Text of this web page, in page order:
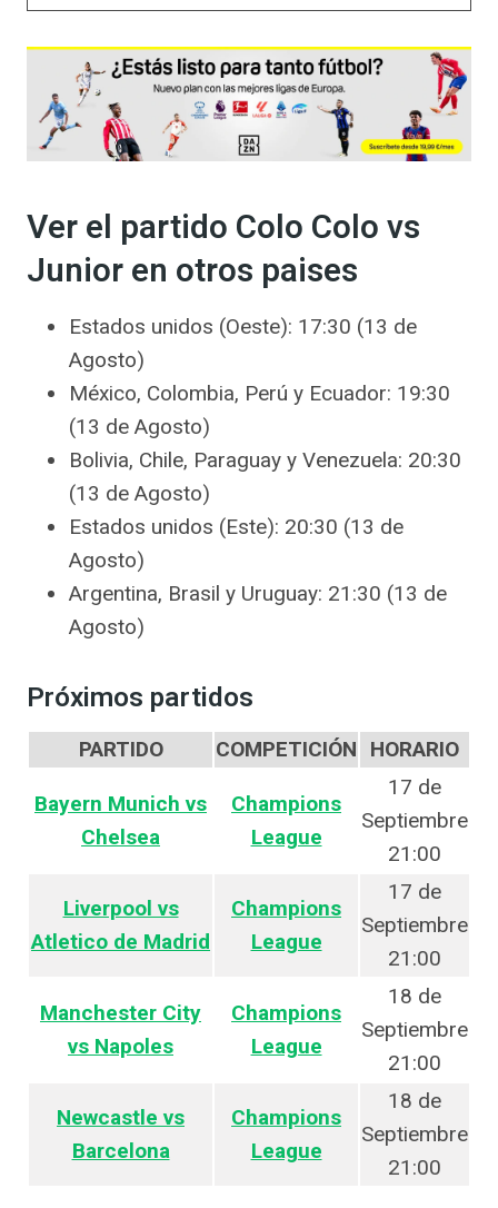
Ver el partido Colo Colo vs
Junior en otros paises
Estados unidos (Oeste): 17:30 (13 de
Agosto)
México, Colombia, Perú y Ecuador: 19:30
(13 de Agosto)
Bolivia, Chile, Paraguay y Venezuela: 20:30
(13 de Agosto)
Estados unidos (Este): 20:30 (13 de
Agosto)
Argentina, Brasil y Uruguay: 21:30 (13 de
Agosto)
Próximos partidos
PARTIDO COMPETICIÓN HORARIO
Bayern Munich vs
Chelsea
Champions
League
17 de
Septiembre
21:00
Liverpool vs
Atletico de Madrid
Champions
League
17 de
Septiembre
21:00
Manchester City
vs Napoles
Champions
League
18 de
Septiembre
21:00
Newcastle vs
Barcelona
Champions
League
18 de
Septiembre
21:00